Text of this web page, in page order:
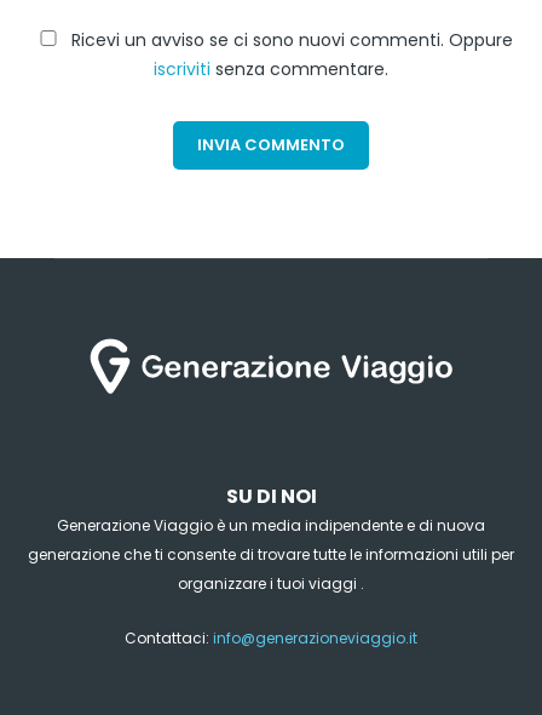
Ricevi un avviso se ci sono nuovi commenti. Oppure
iscriviti senza commentare.
SU DI NOI
Generazione Viaggio è un media indipendente e di nuova
generazione che ti consente di trovare tutte le informazioni utili per
organizzare i tuoi viaggi .
Contattaci: info@generazioneviaggio.it